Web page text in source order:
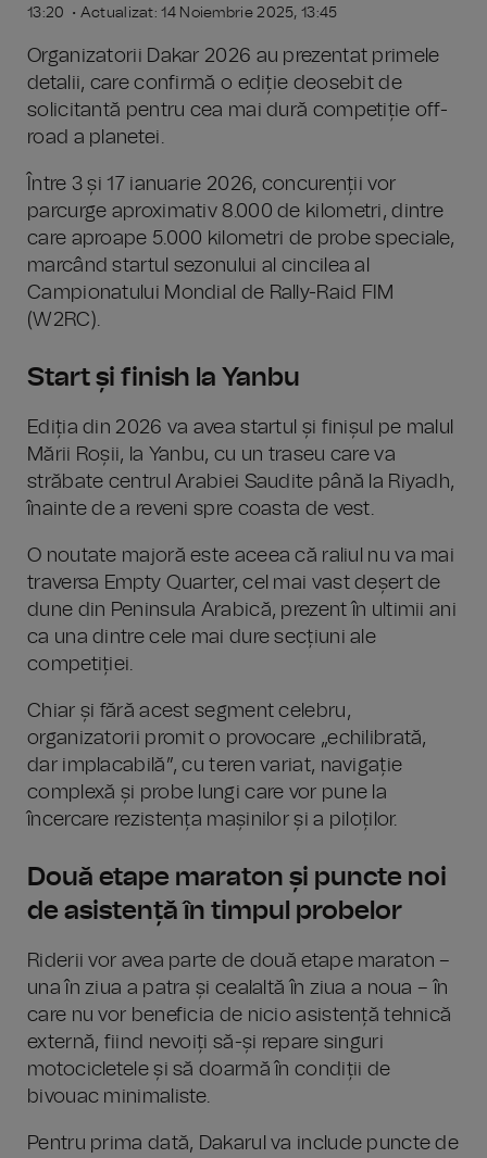
13:20 • Actualizat: 14 Noiembrie 2025, 13:45
Organizatorii Dakar 2026 au prezentat primele
detalii, care confirmă o ediție deosebit de
solicitantă pentru cea mai dură competiție off-
road a planetei.
Între 3 și 17 ianuarie 2026, concurenții vor
parcurge aproximativ 8.000 de kilometri, dintre
care aproape 5.000 kilometri de probe speciale,
marcând startul sezonului al cincilea al
Campionatului Mondial de Rally-Raid FIM
(W2RC).
Start și finish la Yanbu
Ediția din 2026 va avea startul și finișul pe malul
Mării Roșii, la Yanbu, cu un traseu care va
străbate centrul Arabiei Saudite până la Riyadh,
înainte de a reveni spre coasta de vest.
O noutate majoră este aceea că raliul nu va mai
traversa Empty Quarter, cel mai vast deșert de
dune din Peninsula Arabică, prezent în ultimii ani
ca una dintre cele mai dure secțiuni ale
competiției.
Chiar și fără acest segment celebru,
organizatorii promit o provocare „echilibrată,
dar implacabilă”, cu teren variat, navigație
complexă și probe lungi care vor pune la
încercare rezistența mașinilor și a piloților.
Două etape maraton și puncte noi
de asistență în timpul probelor
Riderii vor avea parte de două etape maraton –
una în ziua a patra și cealaltă în ziua a noua – în
care nu vor beneficia de nicio asistență tehnică
externă, fiind nevoiți să-și repare singuri
motocicletele și să doarmă în condiții de
bivouac minimaliste.
Pentru prima dată, Dakarul va include puncte de